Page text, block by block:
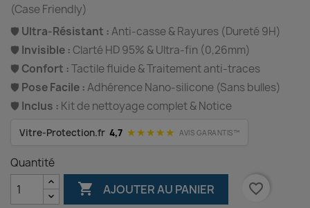
(Case Friendly)
🛡️ Ultra-Résistant :Anti-casse & Rayures (Dureté 9H)
🛡️ Invisible : Clarté HD 95% & Ultra-fin (0,26mm)
🛡️ Confort :Tactile fluide & Traitement anti-traces
🛡️ Pose Facile :Adhérence Nano-silicone (Sans bulles)
🛡️ Inclus : Kit de nettoyage complet & Notice
Vitre-Protection.fr 4,7 ★★★★★ AVIS GARANTIS™
Quantité
 AJOUTER AU PANIER favorite_border